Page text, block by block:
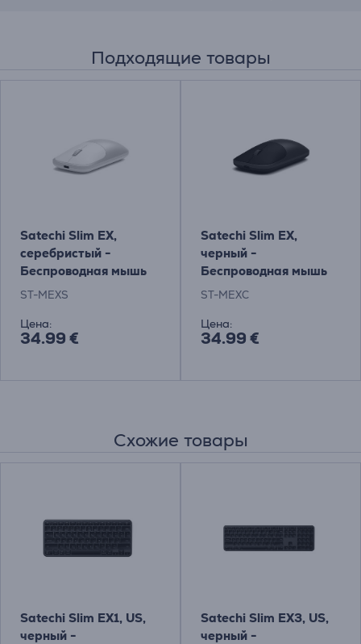
Подходящие товары
Satechi Slim EX,
серебристый -
Беспроводная мышь
ST-MEXS
Цена:
34.99 €
Satechi Slim EX,
черный -
Беспроводная мышь
ST-MEXC
Цена:
34.99 €
Схожие товары
Satechi Slim EX1, US,
черный -
Satechi Slim EX3, US,
черный -